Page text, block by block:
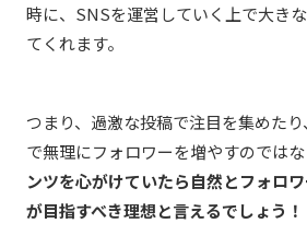
時に、SNSを運営していく上で大き
てくれます。
つまり、過激な投稿で注目を集めた
で無理にフォロワーを増やすのではな
ンツを心がけていたら自然とフォロ
が目指すべき理想と言えるでしょう！